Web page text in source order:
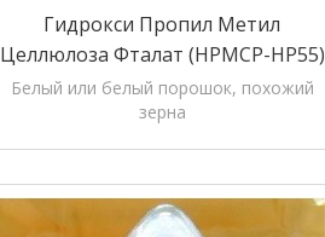
Гидрокси Пропил Метил
Целлюлоза Фталат (НРМСР-HP55)
Белый или белый порошок, похожий
зерна
из dation degrs желудочной